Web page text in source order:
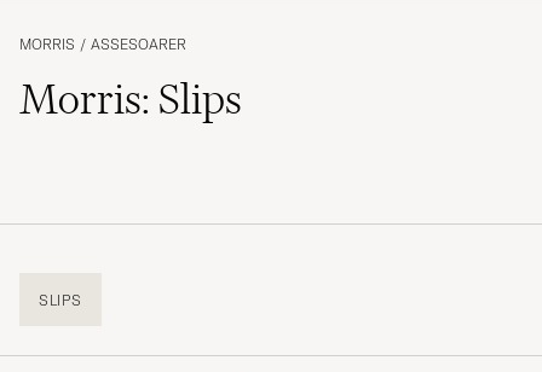
MORRIS / ASSESOARER
Morris: Slips
SLIPS